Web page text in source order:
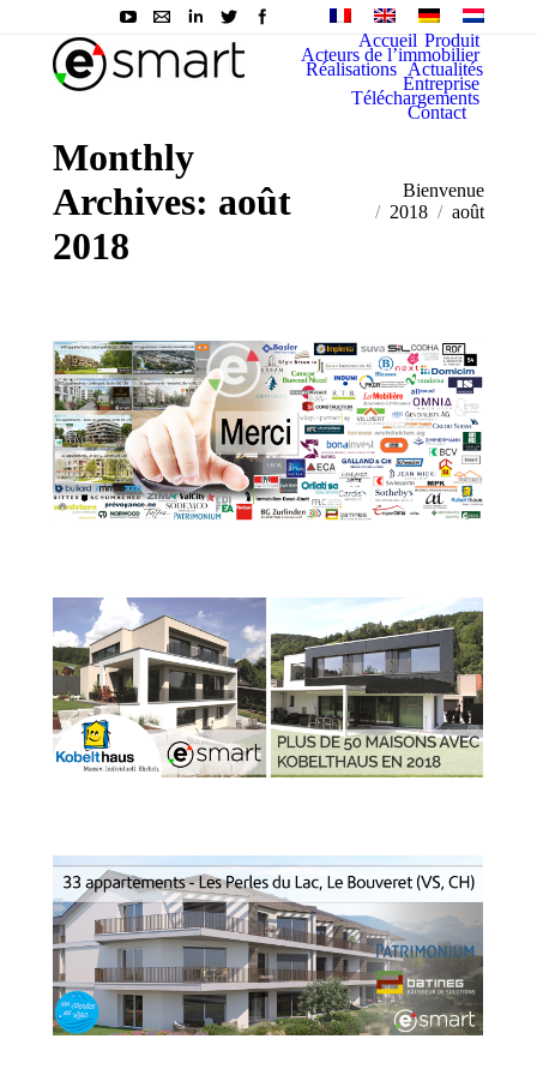
Accueil Produit
Acteurs de l’immobilier
Réalisations Actualités
Entreprise
Téléchargements
Contact
Monthly
Archives: août
2018
You are here:
Bienvenue
2018
août